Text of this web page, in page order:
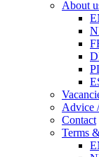
About
Advice
Contact
Terms